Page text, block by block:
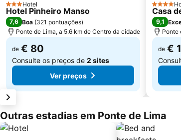
3 Estrelas
Hotel
Hotel Pinheiro Manso
7,6 Boa (321 pontuações)
Ponte de Lima, a 5.6 km de Centro da cidade
de € 80
Consulte os preços de 2 sites
Ver preços
4
Casa
9,1
Ponte
de €
Outras estadias em Ponte de Lima